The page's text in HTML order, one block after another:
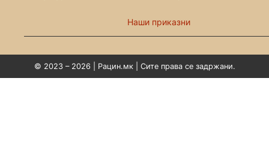
Наши приказни
© 2023 – 2026 | Рацин.мк | Сите права се задржани.